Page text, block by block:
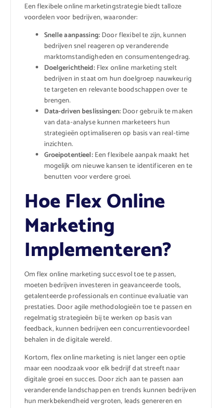
Een flexibele online marketingstrategie biedt talloze
voordelen voor bedrijven, waaronder:
Snelle aanpassing:Door flexibel te zijn, kunnen
bedrijven snel reageren op veranderende
marktomstandigheden en consumentengedrag.
Doelgerichtheid:Flex online marketing stelt
bedrijven in staat om hun doelgroep nauwkeurig
te targeten en relevante boodschappen over te
brengen.
Data-driven beslissingen:Door gebruik te maken
van data-analyse kunnen marketeers hun
strategieën optimaliseren op basis van real-time
inzichten.
Groeipotentieel:Een flexibele aanpak maakt het
mogelijk om nieuwe kansen te identificeren en te
benutten voor verdere groei.
Hoe Flex Online
Marketing
Implementeren?
Om flex online marketing succesvol toe te passen,
moeten bedrijven investeren in geavanceerde tools,
getalenteerde professionals en continue evaluatie van
prestaties. Door agile methodologieën toe te passen en
regelmatig strategieën bij te werken op basis van
feedback, kunnen bedrijven een concurrentievoordeel
behalen in de digitale wereld.
Kortom, flex online marketing is niet langer een optie
maar een noodzaak voor elk bedrijf dat streeft naar
digitale groei en succes. Door zich aan te passen aan
veranderende landschappen en trends kunnen bedrijven
hun merkbekendheid vergroten, leads genereren en